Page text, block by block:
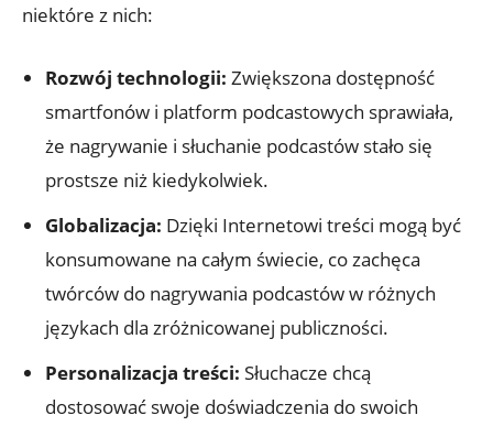
niektóre z nich:
Rozwój technologii: Zwiększona dostępność
smartfonów i platform podcastowych sprawiała,
że nagrywanie i słuchanie podcastów stało się
prostsze niż kiedykolwiek.
Globalizacja: Dzięki Internetowi treści mogą być
konsumowane na całym świecie, co zachęca
twórców do nagrywania podcastów w różnych
językach dla zróżnicowanej publiczności.
Personalizacja treści: Słuchacze chcą
dostosować swoje doświadczenia do swoich